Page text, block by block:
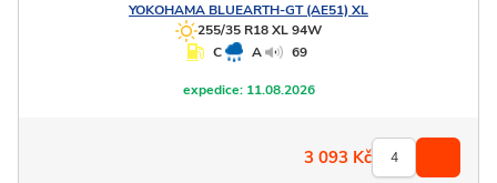
YOKOHAMA BLUEARTH-GT (AE51) XL
255/35 R18 XL 94W
C
A 69
expedice:11.08.2026
3 093 Kč